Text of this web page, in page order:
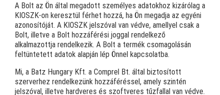
A Bolt az Ön által megadott személyes adatokhoz kizárólag a
KIOSZK-on keresztül férhet hozzá, ha Ön megadja az egyéni
azonosítóját. A KIOSZK jelszóval van védve, amellyel csak a
Bolt, illetve a Bolt hozzáférési joggal rendelkező
alkalmazottja rendelkezik. A Bolt a termék csomagolásán
feltüntetett adatok alapján lép Önnel kapcsolatba.
Mi, a Batz Hungary Kft. a Comprel Bt. által biztosított
szerverhez rendelkezünk hozzáféréssel, amely szintén
jelszóval, illetve hardveres és szoftveres tűzfallal van védve.